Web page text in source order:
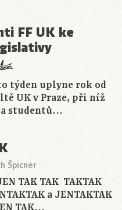
FF UK ke
týden uplyne rok od
UK v Praze, při níž
a studentů…
Špicner
TAK TAK TAKTAK
a JENTAKTAK
TAK…